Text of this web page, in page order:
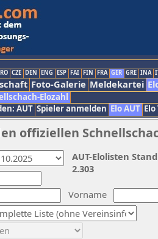
CZE DEN ENG ESP FAI FIN FRA GER GRE INA
Foto-Galerie Meldekartei
Elozahl
AUT Spieler anmelden Elo AUT
offiziellen
Vorname
AUT-Elolisten
2.303